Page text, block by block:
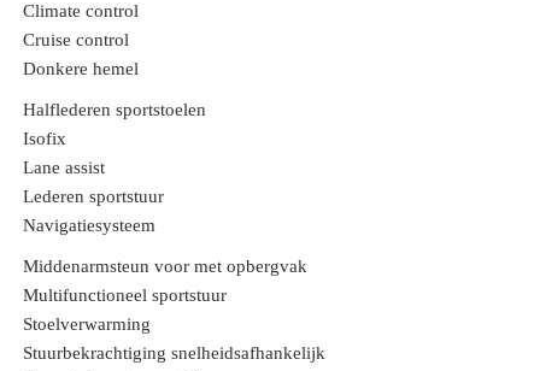
Climate control
Cruise control
Donkere hemel
Halflederen sportstoelen
Isofix
Lane assist
Lederen sportstuur
Navigatiesysteem
Middenarmsteun voor met opbergvak
Multifunctioneel sportstuur
Stoelverwarming
Stuurbekrachtiging snelheidsafhankelijk